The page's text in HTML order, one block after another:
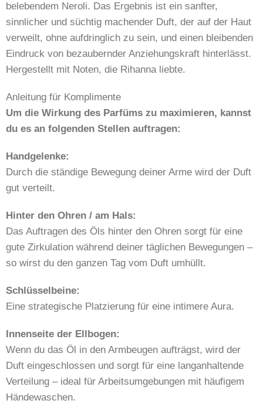
belebendem Neroli. Das Ergebnis ist ein sanfter,
sinnlicher und süchtig machender Duft, der auf der Haut
verweilt, ohne aufdringlich zu sein, und einen bleibenden
Eindruck von bezaubernder Anziehungskraft hinterlässt.
Hergestellt mit Noten, die Rihanna liebte.
Anleitung für Komplimente
Um die Wirkung des Parfüms zu maximieren, kannst
du es an folgenden Stellen auftragen:
Handgelenke:
Durch die ständige Bewegung deiner Arme wird der Duft
gut verteilt.
Hinter den Ohren / am Hals:
Das Auftragen des Öls hinter den Ohren sorgt für eine
gute Zirkulation während deiner täglichen Bewegungen –
so wirst du den ganzen Tag vom Duft umhüllt.
Schlüsselbeine:
Eine strategische Platzierung für eine intimere Aura.
Innenseite der Ellbogen:
Wenn du das Öl in den Armbeugen aufträgst, wird der
Duft eingeschlossen und sorgt für eine langanhaltende
Verteilung – ideal für Arbeitsumgebungen mit häufigem
Händewaschen.